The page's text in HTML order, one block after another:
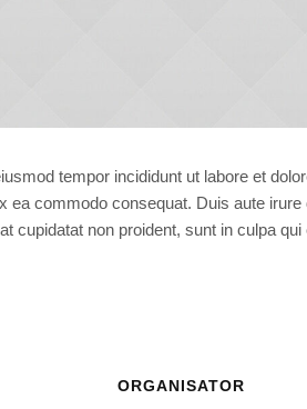
tempor incididunt ut labore et
commodo consequat. Duis aute
cupidatat non proident, sunt in culpa
ORGANISATOR